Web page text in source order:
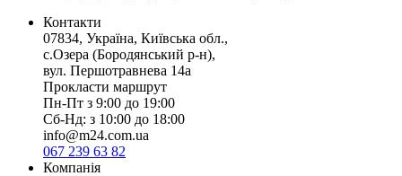
Контакти
07834, Україна, Київська обл.,
с.Озера (Бородянський р-н),
вул. Першотравнева 14а
Прокласти маршрут
Пн-Пт з 9:00 до 19:00
Сб-Нд: з 10:00 до 18:00
info@m24.com.ua
067 239 63 82
Компанія